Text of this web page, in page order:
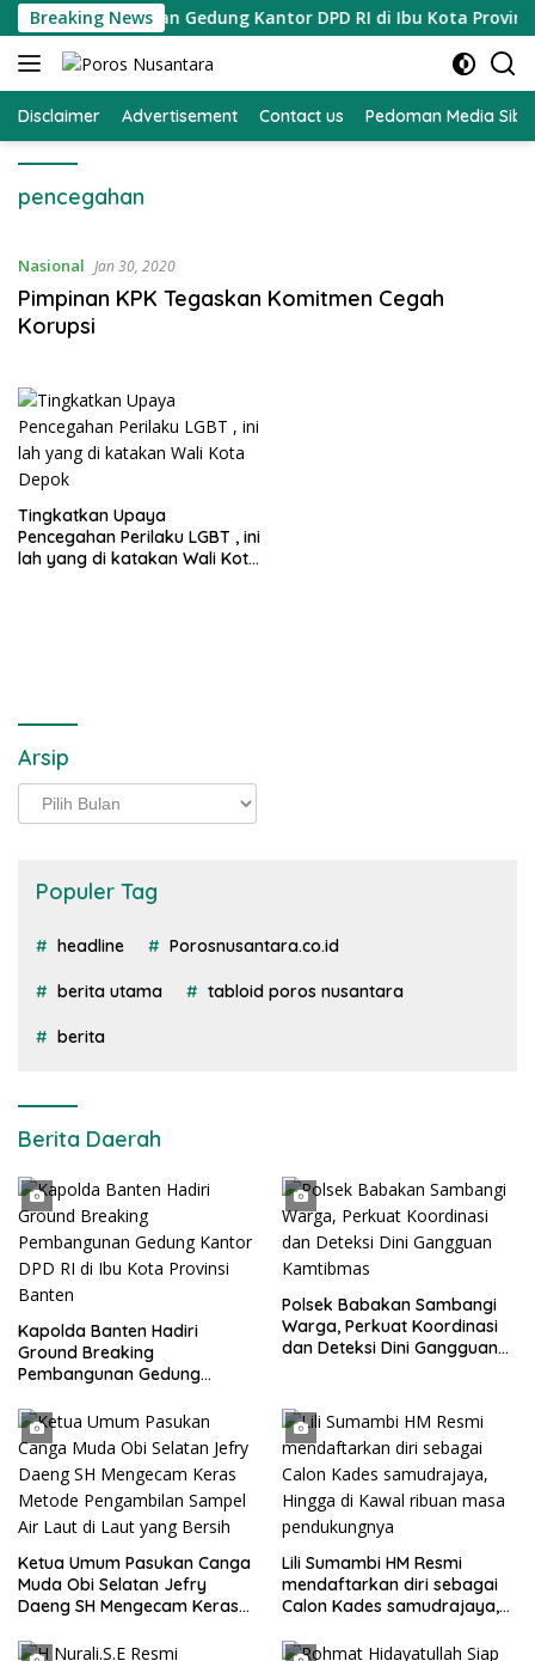
Langsung
ke
konten
Breaking News
Pembangunan Gedung Kantor DPD RI di Ibu Kota Provinsi
Disclaimer Advertisement Contact us Pedoman Media
pencegahan
Nasional Jan 30, 2020
Pimpinan KPK Tegaskan Komitmen Cegah
Korupsi
Tingkatkan Upaya
Pencegahan Perilaku LGBT , ini
lah yang di katakan Wali Kota
Arsip
Arsip
Populer Tag
headline Porosnusantara.co.id
berita utama tabloid poros nusantara
berita
Berita Daerah
Kapolda Banten Hadiri
Ground Breaking
Pembangunan Gedung
Provinsi Banten
Polsek Babakan Sambangi
Warga, Perkuat Koordinasi
dan Deteksi Dini Gangguan
Ketua Umum Pasukan Canga
Muda Obi Selatan Jefry
Daeng SH Mengecam Keras
Air Laut di Laut yang Bersih
Lili Sumambi HM Resmi
mendaftarkan diri sebagai
Calon Kades samudrajaya,
pendukungnya